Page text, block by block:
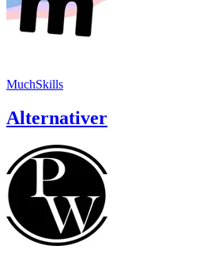
MuchSkills
Alternativer